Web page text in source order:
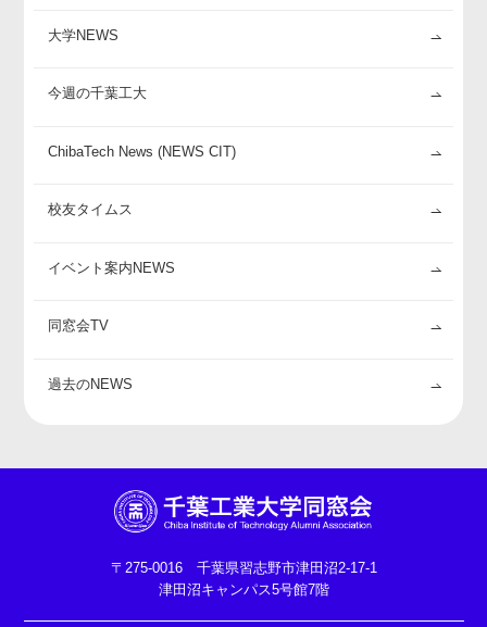
大学NEWS
今週の千葉工大
ChibaTech News (NEWS CIT)
校友タイムス
イベント案内NEWS
同窓会TV
過去のNEWS
〒275-0016 千葉県習志野市津田沼2-17-1
津田沼キャンパス5号館7階